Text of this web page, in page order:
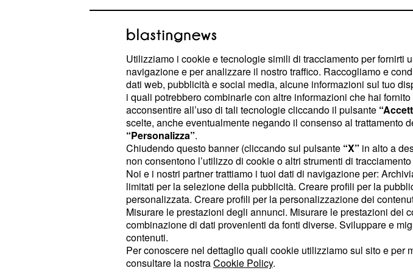
In attesa di scoprire cosa accadrà in corsa, vediamo di
analizzare in maniera dettagliata cosa li attenderà, con le
informazioni altimetriche e planimetriche.
17ª tappa Molveno-Cassano d’Adda
in diretta tv
L’avvio della gara sarà alle ore 12.35 dal lungolago di
Molveno. La prima metà del tragitto sarà mossa, mentre la
seconda completamente pianeggiante. Usciti dall’abitato
Utilizziamo i cookie e tecnologie simili di tracciamento per fornirti
navigazione e per analizzare il nostro traffico. Raccogliamo e
dati web, pubblicità e social media, alcune informazioni sul tuo
i quali potrebbero combinarle con altre informazioni che hai
acconsentire all’uso di tali tecnologie cliccando il pulsante
scelte, anche eventualmente negando il consenso al trattamento
“Personalizza”.
Chiudendo questo banner (cliccando sul pulsante “X” in alto a
non consentono l’utilizzo di cookie o altri strumenti di
Noi e i nostri partner trattiamo i tuoi dati di navigazione per:
limitati per la selezione della pubblicità. Creare profili per la
personalizzata. Creare profili per la personalizzazione dei
Misurare le prestazioni degli annunci. Misurare le prestazioni dei
combinazione di dati provenienti da fonti diverse. Sviluppare e
contenuti.
Per conoscere nel dettaglio quali cookie utilizziamo sul sito e
consultare la nostraCookie Policy.